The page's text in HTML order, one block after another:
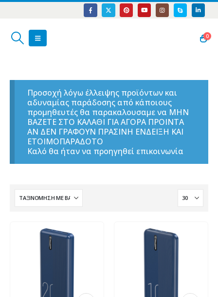
0
Προσοχή λόγω έλλειψης προϊόντων και
αδυναμίας παράδοσης από κάποιους
προμηθευτές θα παρακαλουσαμε να ΜΗΝ
ΒΑΖΕΤΕ ΣΤΟ ΚΑΛΑΘΙ ΓΙΑ ΑΓΟΡΑ ΠΡΟΙΝΤΑ
ΑΝ ΔΕΝ ΓΡΑΦΟΥΝ ΠΡΑΣΙΝΗ ΕΝΔΕΙΞΗ ΚΑΙ
ΕΤΟΙΜΟΠΑΡΑΔΟΤΟ
Καλό θα ήταν να προηγηθεί επικοινωνία